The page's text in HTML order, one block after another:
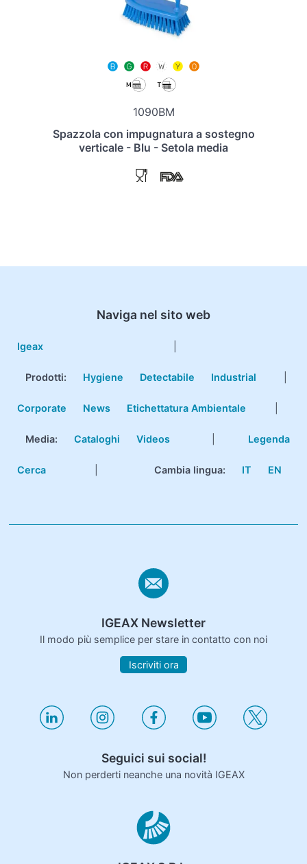
1090BM
Spazzola con impugnatura a sostegno
verticale - Blu - Setola media
Naviga nel sito web
Igeax
Prodotti: Hygiene Detectabile Industrial
Corporate News Etichettatura Ambientale
Media: Cataloghi Videos Legenda
Cerca Cambia lingua: IT EN
IGEAX Newsletter
Il modo più semplice per stare in contatto con noi
Iscriviti ora
Seguici sui social!
Non perderti neanche una novità IGEAX